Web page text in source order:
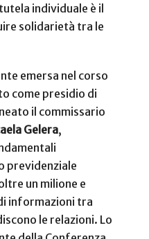
individuale è il
solidarietà tra le
emersa nel corso
come presidio di
il commissario
Gelera,
previdenziale
un milione e
informazioni tra
le relazioni. Lo